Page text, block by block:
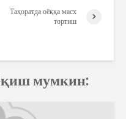
Таҳоратда оёққа масх
тортиш
мумкин: